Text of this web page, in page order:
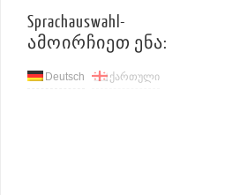
Sprachauswahl-
ამოირჩიეთ ენა:
Deutsch ქართული